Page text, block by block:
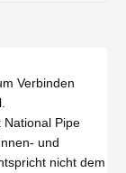
Verbinden
National Pipe
und
nicht dem